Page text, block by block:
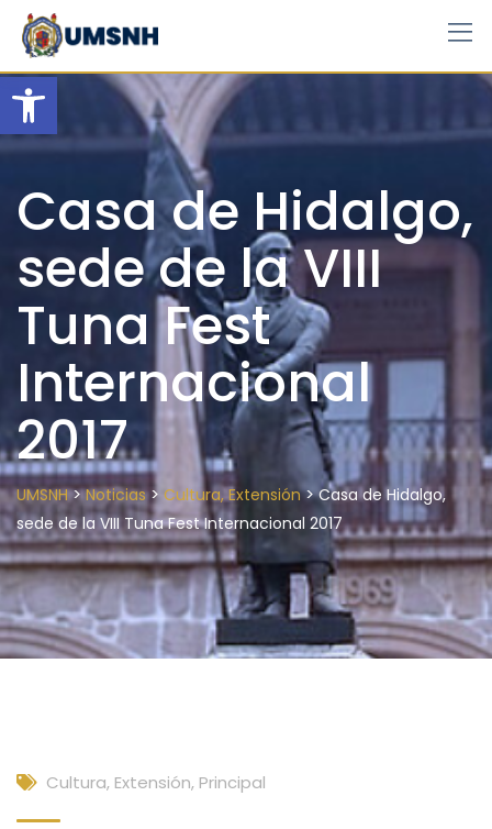
Open toolbar
Skip
content
Casa de Hidalgo,
sede de la VIII
Tuna Fest
Internacional
2017
UMSNH>Noticias> Cultura, Extensión>Casa de Hidalgo,
sede de la VIII Tuna Fest Internacional 2017
Cultura, Extensión, Principal